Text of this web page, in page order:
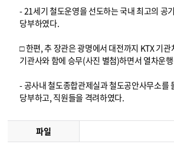
- 21세기 철도운영을 선도하는 국내 최고의 공
당부하였다.
□ 한편, 추 장관은 광명에서 대전까지 KTX 기관
기관사와 함에 승무(사진 별첨)하면서 열차운
- 공사내 철도종합관제실과 철도공안사무소를
당부하고, 직원들을 격려하였다.
파일